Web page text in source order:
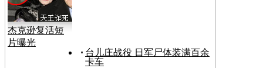
杰克逊复活短
片曝光
台儿庄战役 日军尸体装满百余
卡车